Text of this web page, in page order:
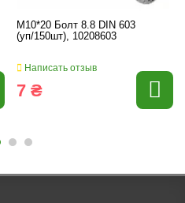
M10*20 Болт 8.8 DIN 603
(уп/150шт), 10208603
Написать отзыв
7 ₴